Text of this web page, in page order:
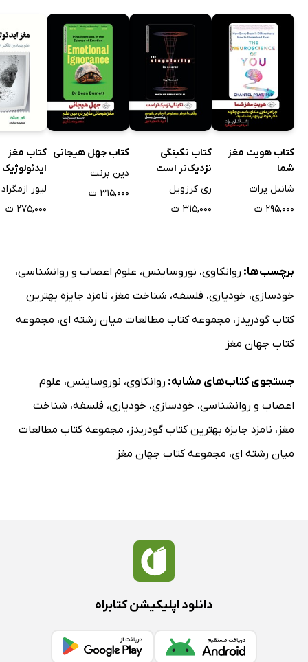
کتاب هویت مغز
شما
شانتل پرات
۲۹۵,۰۰۰ ت
کتاب تکینگی
نزدیک‌تر است
ری کرزویل
۳۱۵,۰۰۰ ت
کتاب جهل هیجانی
دین برنت
۳۱۵,۰۰۰ ت
کتاب مغز
ایدئولوژیک
لیور ازمگراد
۲۷۵,۰۰۰ ت
برچسب‌ها: روانکاوی، نوروساینس، علوم اعصاب و روانشناسی،
خودسازی، خودیاری، فلسفه، شناخت مغز ، نامزد جایزه بهترین
کتاب گودریدز ، مجموعه کتاب مطالعات میان رشته ای، مجموعه
کتاب جهان مغز
جستجوی کتاب‌های مشابه: روانکاوی، نوروساینس، علوم
اعصاب و روانشناسی، خودسازی، خودیاری، فلسفه، شناخت
مغز ، نامزد جایزه بهترین کتاب گودریدز ، مجموعه کتاب مطالعات
میان رشته ای، مجموعه کتاب جهان مغز
دانلود اپلیکیشن کتابراه